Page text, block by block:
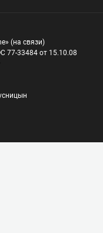
(на связи)
77-33484 от 15.10.08